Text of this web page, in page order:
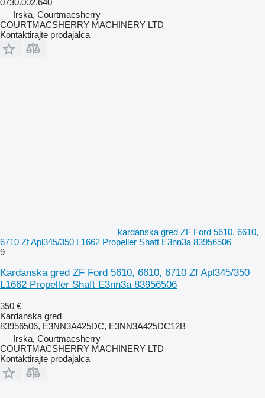
0730.002.640
Irska, Courtmacsherry
COURTMACSHERRY MACHINERY LTD
Kontaktirajte prodajalca
kardanska gred ZF Ford 5610, 6610,
6710 Zf Apl345/350 L1662 Propeller Shaft E3nn3a 83956506
9
Kardanska gred ZF Ford 5610, 6610, 6710 Zf Apl345/350
L1662 Propeller Shaft E3nn3a 83956506
350 €
Kardanska gred
83956506, E3NN3A425DC, E3NN3A425DC12B
Irska, Courtmacsherry
COURTMACSHERRY MACHINERY LTD
Kontaktirajte prodajalca